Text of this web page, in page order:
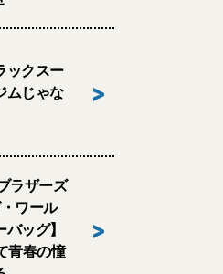
ックスー
ムじゃな
>
ラザーズ
ワール
バッグ】
青春の憧
>